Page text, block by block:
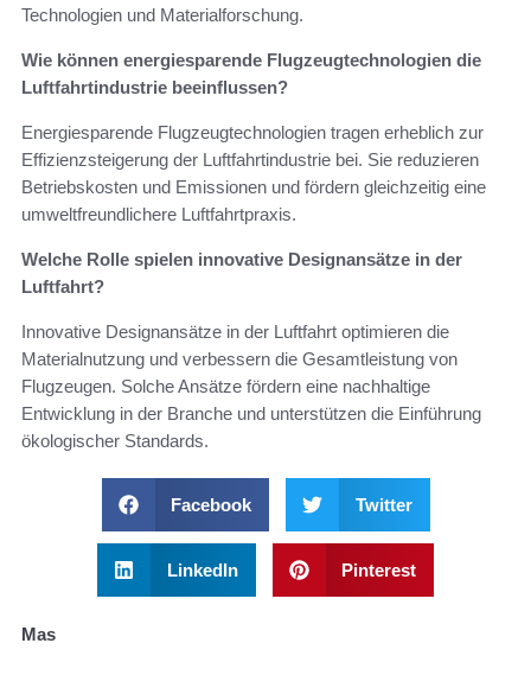
Technologien und Materialforschung.
Wie können energiesparende Flugzeugtechnologien die
Luftfahrtindustrie beeinflussen?
Energiesparende Flugzeugtechnologien tragen erheblich zur
Effizienzsteigerung der Luftfahrtindustrie bei. Sie reduzieren
Betriebskosten und Emissionen und fördern gleichzeitig eine
umweltfreundlichere Luftfahrtpraxis.
Welche Rolle spielen innovative Designansätze in der
Luftfahrt?
Innovative Designansätze in der Luftfahrt optimieren die
Materialnutzung und verbessern die Gesamtleistung von
Flugzeugen. Solche Ansätze fördern eine nachhaltige
Entwicklung in der Branche und unterstützen die Einführung
ökologischer Standards.
Facebook Twitter
LinkedIn Pinterest
Mas